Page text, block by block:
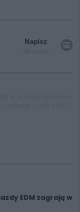
Napisz
EDM zagrają w